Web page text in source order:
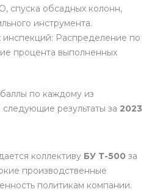
спуска обсадных колонн,
инструмента.
Распределение по
процента выполненных
по каждому из
результаты за 2023
коллективу БУ Т-500 за
производственные
политикам компании.